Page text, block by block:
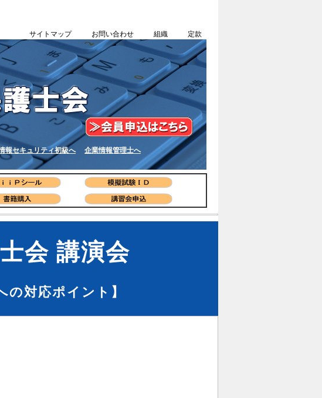
サイトマップ お問い合わせ 組織 定款
報セキュリティ初級へ 企業情報管理士へ
会 講演会
の対応ポイント】